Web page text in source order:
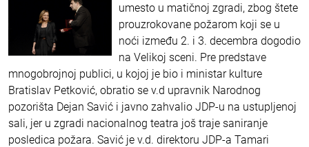
umesto u matičnoj zgradi, zbog štete
prouzrokovane požarom koji se u
noći između 2. i 3. decembra dogodio
na Velikoj sceni. Pre predstave
mnogobrojnoj publici, u kojoj je bio i ministar kulture
Bratislav Petković, obratio se v.d upravnik Narodnog
pozorišta Dejan Savić i javno zahvalio JDP-u na ustupljenoj
sali, jer u zgradi nacionalnog teatra još traje saniranje
posledica požara. Savić je v.d. direktoru JDP-a Tamari